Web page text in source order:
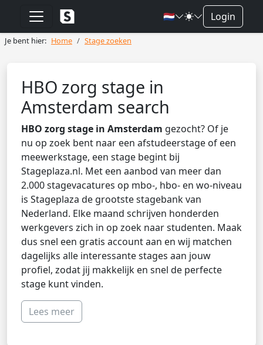
🇳🇱 Login
Je bent hier: Home Stage zoeken
HBO zorg stage in
Amsterdam search
HBO zorg stage in Amsterdam gezocht? Of je
nu op zoek bent naar een afstudeerstage of een
meewerkstage, een stage begint bij
Stageplaza.nl. Met een aanbod van meer dan
2.000 stagevacatures op mbo-, hbo- en wo-niveau
is Stageplaza de grootste stagebank van
Nederland. Elke maand schrijven honderden
werkgevers zich in op zoek naar studenten. Maak
dus snel een gratis account aan en wij matchen
dagelijks alle interessante stages aan jouw
profiel, zodat jij makkelijk en snel de perfecte
stage kunt vinden.
Lees meer